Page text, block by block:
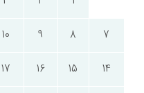
7
8
9
10
14
15
16
17